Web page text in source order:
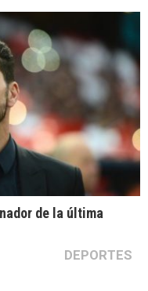
de la última
DEPORTES